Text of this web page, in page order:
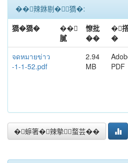
��辣銝剔�﹝獢�:
獢�獢�
��
膩
憭批
��
�
�
จดหมายข่าว
-1-1-52.pdf
2.94
MB
PDF
�蝷箸�辣摰蝥芸��